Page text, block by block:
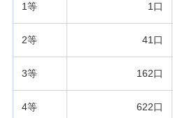
1等 1口
2等 41口
3等 162口
4等 622口